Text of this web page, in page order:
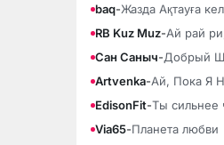
baq-Жазда Ақтауға кел
RB Kuz Muz-Ай рай
Сан Саныч-Добрый
Artvenka-Ай, Пока Я
EdisonFit-Ты сильнее
Via65-Планета любви